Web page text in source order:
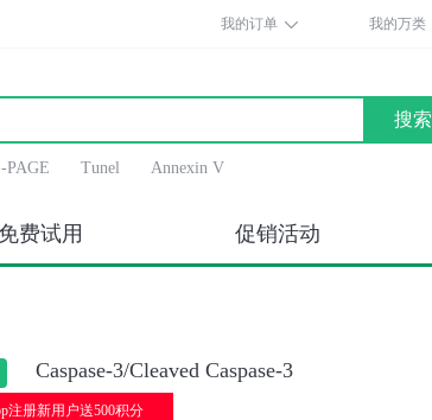
我的订单 我的万类
搜索
PAGE Tunel Annexin V
免费试用 促销活动
Caspase-3/Cleaved Caspase-3
注册新用户送500积分